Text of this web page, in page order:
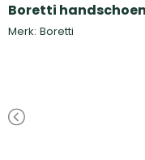
Boretti
Merk: Boretti